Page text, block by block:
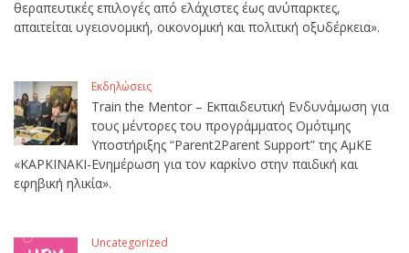
θεραπευτικές επιλογές από ελάχιστες έως ανύπαρκτες,
απαιτείται υγειονομική, οικονομική και πολιτική οξυδέρκεια».
Εκδηλώσεις
Train the Mentor – Εκπαιδευτική Ενδυνάμωση για
τους μέντορες του προγράμματος Ομότιμης
Υποστήριξης “Parent2Parent Support” της ΑμΚΕ
«ΚΑΡΚΙΝΑΚΙ-Ενημέρωση για τον καρκίνο στην παιδική και
εφηβική ηλικία».
Uncategorized